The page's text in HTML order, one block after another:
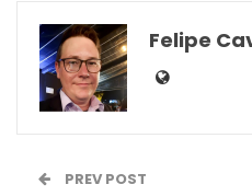
Felipe
PREV POST